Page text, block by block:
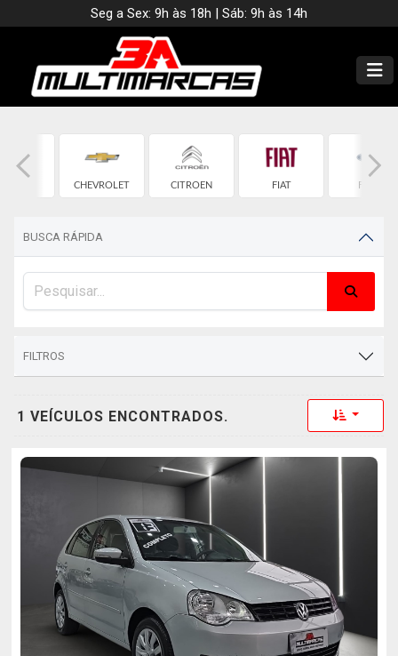
Seg a Sex: 9h às 18h | Sáb: 9h às 14h
CHEVROLET CITROEN FIAT FORD
BUSCA RÁPIDA
FILTROS
1 VEÍCULOS ENCONTRADOS. Toggle